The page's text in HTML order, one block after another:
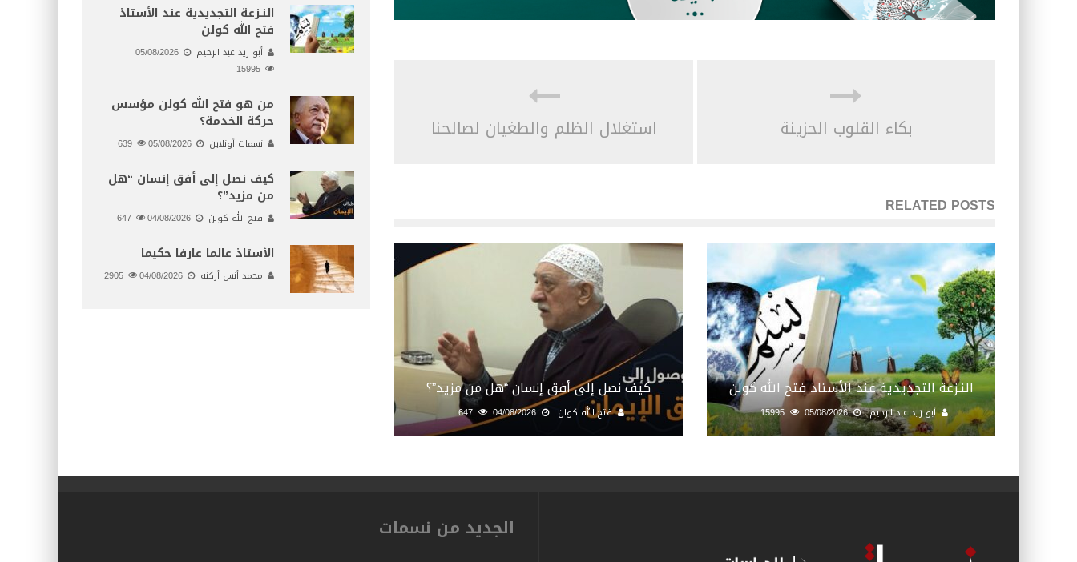
بكاء القلوب الحزينة استغلال الظلم والطغيان لصالحنا
RELATED POSTS
النـزعة التجديدية عند الأستاذ فتح الله كولن
أبو زيد عبد الرحيم 05/08/2026
15995
كيف نصل إلى أفق إنسان “هل من مزيد”؟
فتح الله كولن 04/08/2026
النـزعة التجديدية عند الأستاذ
فتح الله كولن
أبو زيد عبد الرحيم
05/08/2026
من هو فتح الله كولن مؤسس
حركة الخدمة؟
نسمات أونلاين 05/08/2026
كيف نصل إلى أفق إنسان “هل
من مزيد”؟
فتح الله كولن 04/08/2026
الأستاذ عالما عارفا حكيما
محمد أنس أركنه 04/08/2026
الجديد من نسمات